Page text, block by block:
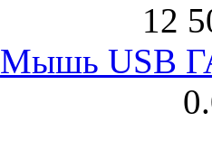
12
Мышь USB